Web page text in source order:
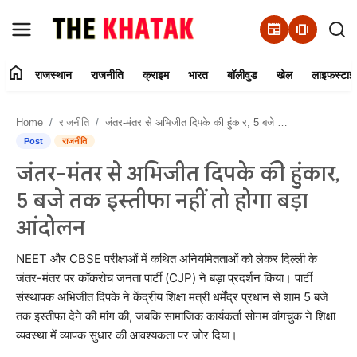
newspaper amp_stories
Contact Us
राजस्थान
राजनीति
क्राइम
भारत
बॉलीवुड
home राजस्थान राजनीति क्राइम भारत बॉलीवुड खेल
Home राजनीति जंतर-मंतर से अभिजीत दिपके की हुंकार, 5 बजे तक इस्तीफा नहीं तो होगा बड़ा आंदोलन
Post राजनीति
जंतर-मंतर से अभिजीत दिपके की हुंकार,
5 बजे तक इस्तीफा नहीं तो होगा बड़ा
आंदोलन
NEET और CBSE परीक्षाओं में कथित अनियमितताओं को लेकर दिल्ली के
जंतर-मंतर पर कॉकरोच जनता पार्टी (CJP) ने बड़ा प्रदर्शन किया। पार्टी
संस्थापक अभिजीत दिपके ने केंद्रीय शिक्षा मंत्री धर्मेंद्र प्रधान से शाम 5 बजे
तक इस्तीफा देने की मांग की, जबकि सामाजिक कार्यकर्ता सोनम वांगचुक ने शिक्षा
व्यवस्था में व्यापक सुधार की आवश्यकता पर जोर दिया।